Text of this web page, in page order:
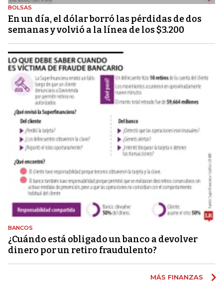
BOLSAS
En un día, el dólar borró las pérdidas de dos
semanas y volvió a la línea de los $3.200
BANCOS
¿Cuándo está obligado un banco a devolver
dinero por un retiro fraudulento?
MÁS FINANZAS